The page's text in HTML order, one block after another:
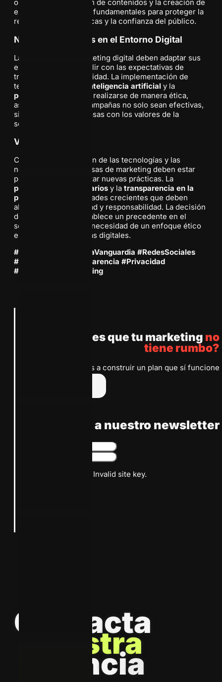
operan. La moderación de contenidos y la creación de
entornos seguros son fundamentales para proteger la
reputación de las marcas y la confianza del público.
Nuevas Estrategias en el Entorno Digital
Las empresas de marketing digital deben adaptar sus
estrategias para cumplir con las expectativas de
transparencia y privacidad. La implementación de
tecnologías como la
inteligencia artificial y la
personalización
debe realizarse de manera ética,
asegurando que las campañas no solo sean efectivas,
sino también respetuosas con los valores de la
sociedad.
Visión a Futuro
Con la rápida evolución de las tecnologías y las
normativas, las empresas de marketing deben estar
preparadas para adoptar nuevas prácticas. La
privacidad de los usuarios y la transparencia en la
publicidad
son prioridades crecientes que deben
abordarse con seriedad y responsabilidad. La decisión
de
establece un precedente en el
sector, destacando la necesidad de un enfoque ético
en todas las estrategias digitales.
#MarketingDigital #LaVanguardia #RedesSociales
#ÉticaDigital #Transparencia #Privacidad
#EstrategiaDeMarketing
¿Sientes que tu marketing no
tiene rumbo?
Te ayudamos a construir un plan que sí funcione
Suscribete a nuestro newsletter
Google reCaptcha: Invalid site key.
C acta
stra
ncia